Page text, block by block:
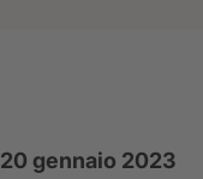
20 gennaio 2023